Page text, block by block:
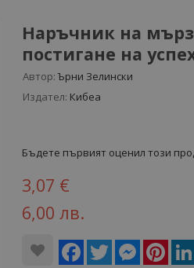
Наръчник на
постигане на
Автор: Ърни Зелински
Издател: Кибеа
Бъдете първият оценил този
3,07 €
6,00 лв.
Facebook
Twitter Messenger